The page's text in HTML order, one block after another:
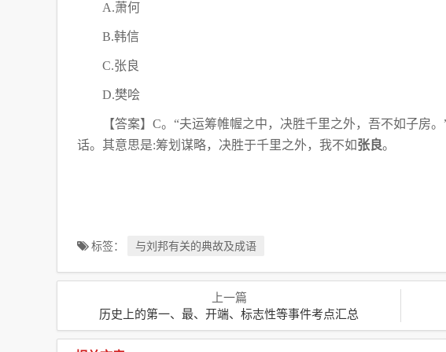
A.萧何
B.韩信
C.张良
D.樊哙
【答案】 C。“夫运筹帷幄之中，决胜千里之外，吾不如子房。
话。其意思是:筹划谋略，决胜于千里之外，我不如张良。
标签： 与刘邦有关的典故及成语
上一篇
历史上的第一、最、开端、标志性等事件考点汇总